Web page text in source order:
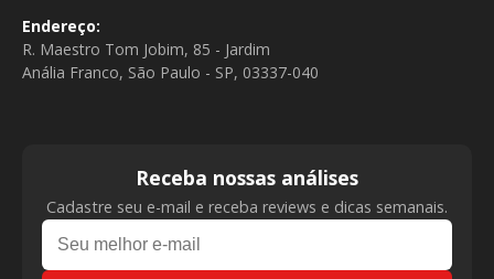
Endereço:
R. Maestro Tom Jobim, 85 - Jardim
Anália Franco, São Paulo - SP, 03337-040
Receba nossas análises
Cadastre seu e-mail e receba reviews e dicas semanais.